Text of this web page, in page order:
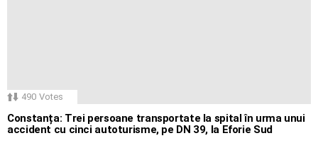
490 Votes
Constanța: Trei persoane transportate la spital în urma unui
accident cu cinci autoturisme, pe DN 39, la Eforie Sud